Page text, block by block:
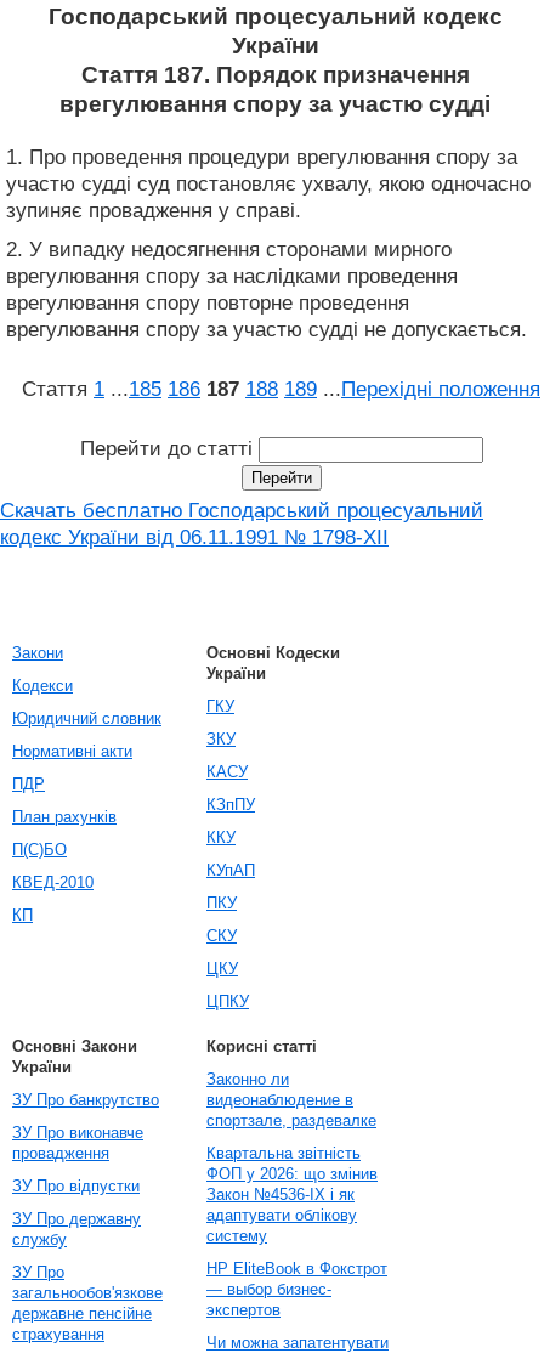
Господарський процесуальний кодекс
України
Стаття 187. Порядок призначення
врегулювання спору за участю судді
1. Про проведення процедури врегулювання спору за
участю судді суд постановляє ухвалу, якою одночасно
зупиняє провадження у справі.
2. У випадку недосягнення сторонами мирного
врегулювання спору за наслідками проведення
врегулювання спору повторне проведення
врегулювання спору за участю судді не допускається.
Стаття 1 ...185 186 187 188 189 ...Перехідні положення
Перейти до статті
Скачать бесплатно Господарський процесуальний
кодекс України від 06.11.1991 № 1798-XII
Закони
Кодекси
Юридичний словник
Нормативні акти
ПДР
План рахунків
П(С)БО
КВЕД-2010
КП
Основні Кодески
України
ГКУ
ЗКУ
КАСУ
КЗпПУ
ККУ
КУпАП
ПКУ
СКУ
ЦКУ
ЦПКУ
Основні Закони
України
ЗУ Про банкрутство
ЗУ Про виконавче
провадження
ЗУ Про відпустки
ЗУ Про державну
службу
ЗУ Про
загальнообов'язкове
державне пенсійне
страхування
Корисні статті
Законно ли
видеонаблюдение в
спортзале, раздевалке
Квартальна звітність
ФОП у 2026: що змінив
Закон №4536-IX і як
адаптувати облікову
систему
HP EliteBook в Фокстрот
— выбор бизнес-
экспертов
Чи можна запатентувати